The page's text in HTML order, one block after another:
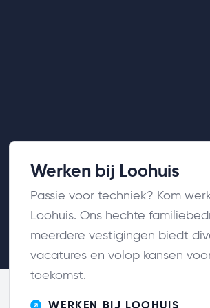
Werken bij Loohuis
Passie voor techniek? Kom
Loohuis. Ons hechte
meerdere vestigingen biedt
vacatures en volop kansen
toekomst.
WERKEN BIJ LOOHUIS